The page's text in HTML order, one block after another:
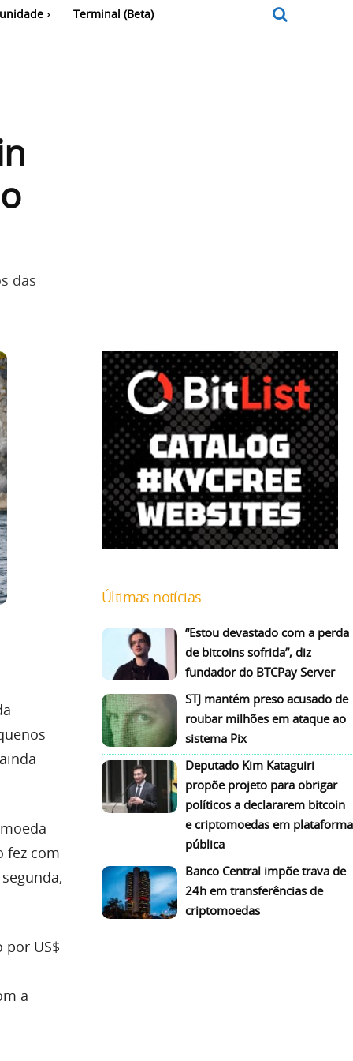
Terminal (Beta)
das
fez com
por US$
a
Últimas notícias
“Estou devastado com a perda
de bitcoins sofrida”, diz
fundador do BTCPay Server
STJ mantém preso acusado de
roubar milhões em ataque ao
sistema Pix
Deputado Kim Kataguiri
propõe projeto para obrigar
políticos a declararem bitcoin
e criptomoedas em plataforma
pública
Banco Central impõe trava de
24h em transferências de
criptomoedas